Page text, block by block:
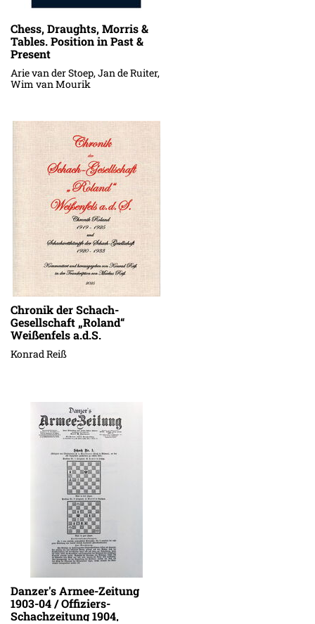
Chess, Draughts, Morris &
Tables. Position in Past &
Present
Arie van der Stoep, Jan de Ruiter,
Wim van Mourik
Chronik der Schach-
Gesellschaft „Roland“
Weißenfels a.d.S.
Konrad Reiß
Danzer's Armee-Zeitung
1903-04 / Offiziers-
Schachzeitung 1904,